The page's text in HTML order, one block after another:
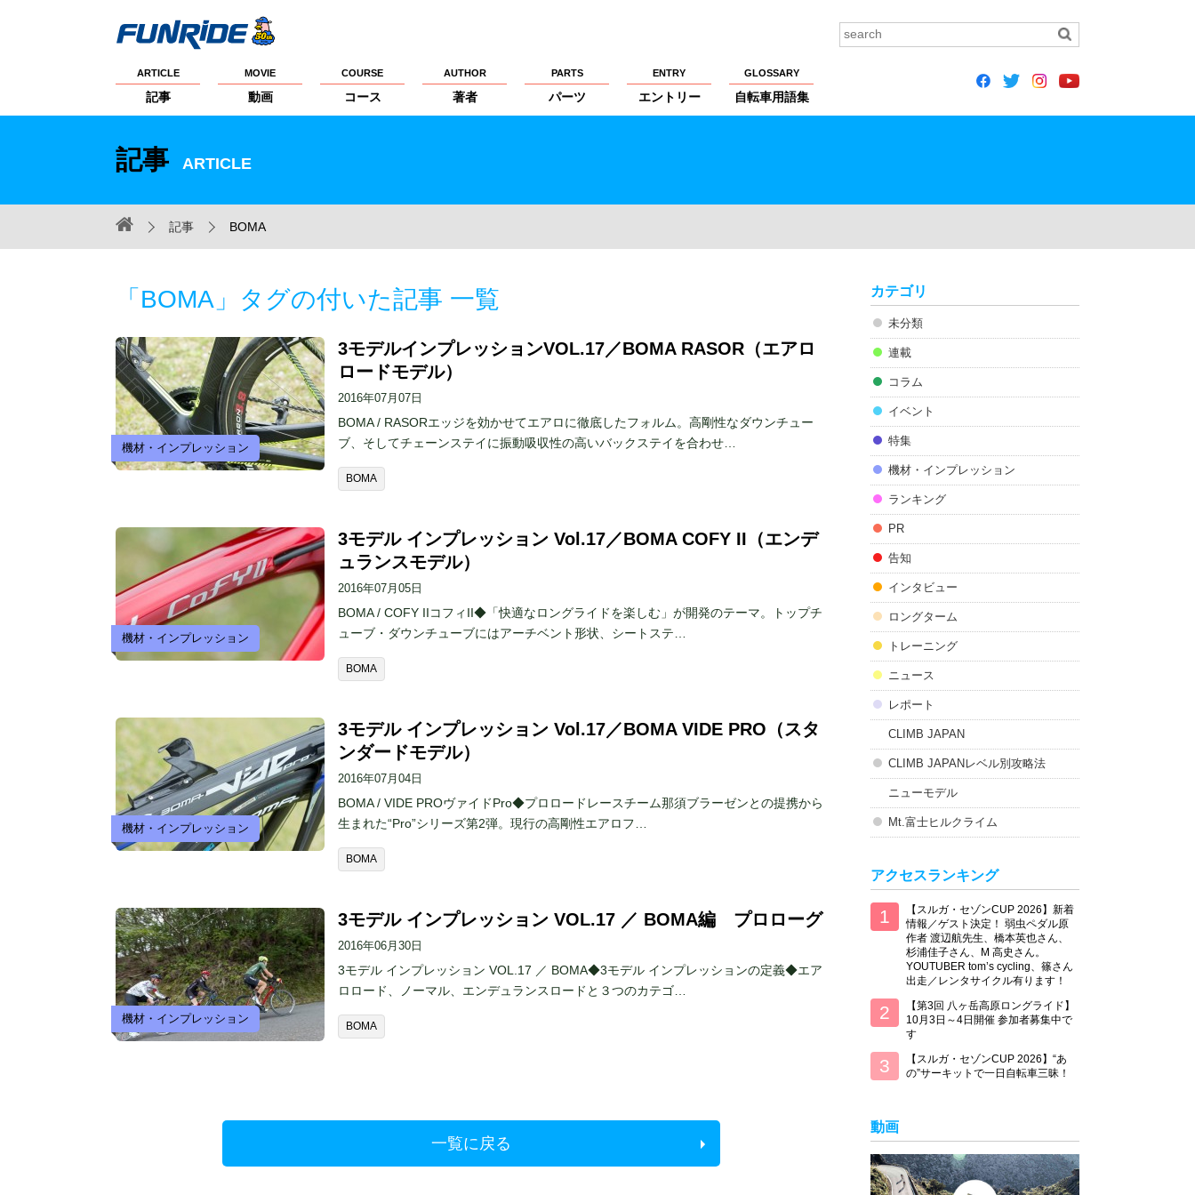
ARTICLE
記事
MOVIE
動画
COURSE
コース
AUTHOR
著者
PARTS
パーツ
ENTRY
エントリー
GLOSSARY
自転車用語集
記事 ARTICLE
記事 BOMA
「BOMA」タグの付いた記事 一覧
機材・インプレッション
3モデルインプレッションVOL.17／BOMA RASOR（エアロ
ロードモデル）
2016年07月07日
BOMA / RASORエッジを効かせてエアロに徹底したフォルム。高剛性なダウンチュー
ブ、そしてチェーンステイに振動吸収性の高いバックステイを合わせ…
BOMA
機材・インプレッション
3モデル インプレッション Vol.17／BOMA COFY II（エンデ
ュランスモデル）
2016年07月05日
BOMA / COFY IIコフィII◆「快適なロングライドを楽しむ」が開発のテーマ。トップチ
ューブ・ダウンチューブにはアーチベント形状、シートステ…
BOMA
機材・インプレッション
3モデル インプレッション Vol.17／BOMA VIDE PRO（スタ
ンダードモデル）
2016年07月04日
BOMA / VIDE PROヴァイドPro◆プロロードレースチーム那須ブラーゼンとの提携から
生まれた“Pro”シリーズ第2弾。現行の高剛性エアロフ…
BOMA
機材・インプレッション
3モデル インプレッション VOL.17 ／ BOMA編 プロローグ
2016年06月30日
3モデル インプレッション VOL.17 ／ BOMA◆3モデル インプレッションの定義◆エア
ロロード、ノーマル、エンデュランスロードと３つのカテゴ…
BOMA
一覧に戻る
カテゴリ
未分類
連載
コラム
イベント
特集
機材・インプレッション
ランキング
PR
告知
インタビュー
ロングターム
トレーニング
ニュース
レポート
CLIMB JAPAN
CLIMB JAPANレベル別攻略法
ニューモデル
Mt.富士ヒルクライム
アクセスランキング
【スルガ・セゾンCUP 2026】新着
情報／ゲスト決定！ 弱虫ペダル原
作者 渡辺航先生、橋本英也さん、
杉浦佳子さん、M 高史さん。
YOUTUBER tom’s cycling、篠さん
出走／レンタサイクル有ります！
【第3回 八ヶ岳高原ロングライド】
10月3日～4日開催 参加者募集中で
す
【スルガ・セゾンCUP 2026】“あ
の”サーキットで一日自転車三昧！
動画